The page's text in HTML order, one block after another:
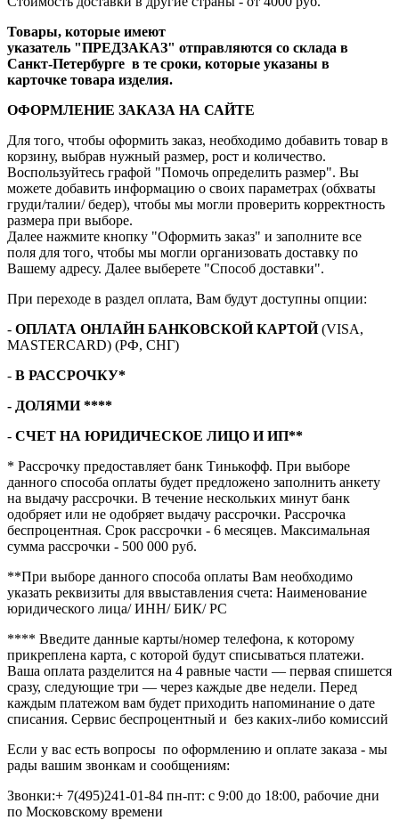
Товары, которые имеют
указатель "ПРЕДЗАКАЗ" отправляются со склада в
Санкт-Петербурге в те сроки, которые указаны в
карточке товара изделия.
ОФОРМЛЕНИЕ ЗАКАЗА НА САЙТЕ
Для того, чтобы оформить заказ, необходимо добавить товар в
корзину, выбрав нужный размер, рост и количество.
Воспользуйтесь графой "Помочь определить размер". Вы
можете добавить информацию о своих параметрах (обхваты
груди/талии/ бедер), чтобы мы могли проверить корректность
размера при выборе.
Далее нажмите кнопку "Оформить заказ" и заполните все
поля для того, чтобы мы могли организовать доставку по
Вашему адресу. Далее выберете "Способ доставки".
При переходе в раздел оплата, Вам будут доступны опции:
- ОПЛАТА ОНЛАЙН БАНКОВСКОЙ КАРТОЙ(VISA,
MASTERCARD) (РФ, СНГ)
- В РАССРОЧКУ*
- ДОЛЯМИ ****
- СЧЕТ НА ЮРИДИЧЕСКОЕ ЛИЦО И ИП**
* Рассрочку предоставляет банк Тинькофф. При выборе
данного способа оплаты будет предложено заполнить анкету
на выдачу рассрочки. В течение нескольких минут банк
одобряет или не одобряет выдачу рассрочки. Рассрочка
беспроцентная. Срок рассрочки - 6 месяцев. Максимальная
сумма рассрочки - 500 000 руб.
**При выборе данного способа оплаты Вам необходимо
указать реквизиты для ввыставления счета: Наименование
юридического лица/ ИНН/ БИК/ РС
**** Введите данные карты/номер телефона, к которому
прикреплена карта, с которой будут списываться платежи.
Ваша оплата разделится на 4 равные части — первая спишется
сразу, следующие три — через каждые две недели. Перед
каждым платежом вам будет приходить напоминание о дате
списания. Сервис беспроцентный и без каких-либо комиссий
Если у вас есть вопросы по оформлению и оплате заказа - мы
рады вашим звонкам и сообщениям:
Звонки:+ 7(495)241-01-84 пн-пт: с 9:00 до 18:00, рабочие дни
по Московскому времени